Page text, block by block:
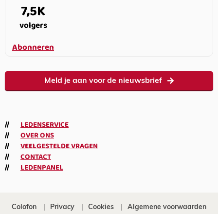
7,5K
volgers
Abonneren
Meld je aan voor de nieuwsbrief
LEDENSERVICE
OVER ONS
VEELGESTELDE VRAGEN
CONTACT
LEDENPANEL
Colofon Privacy Cookies Algemene voorwaarden